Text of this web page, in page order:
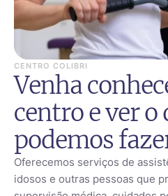
CENTRO COLIBRI
Venha
centro e ver o
podemos
Oferecemos serviços de
idosos e outras pessoas que